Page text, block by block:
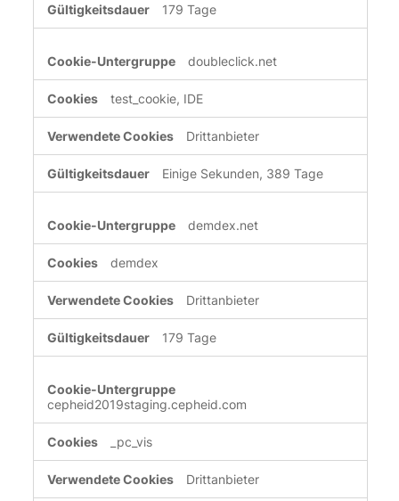
179 Tage
doubleclick.net
test_cookie, IDE
Drittanbieter
Einige Sekunden, 389 Tage
demdex.net
demdex
Drittanbieter
179 Tage
cepheid2019staging.cepheid.com
_pc_vis
Drittanbieter